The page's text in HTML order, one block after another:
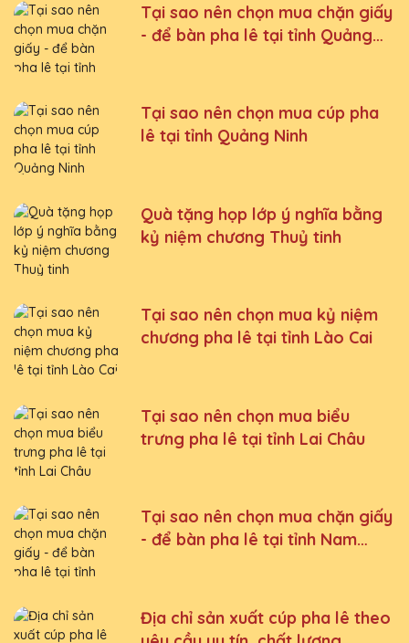
Tại sao nên chọn mua chặn giấy
- để bàn pha lê tại tỉnh Quảng
Tại sao nên chọn mua cúp pha
lê tại tỉnh Quảng Ninh
Quà tặng họp lớp ý nghĩa bằng
kỷ niệm chương Thuỷ tinh
Tại sao nên chọn mua kỷ niệm
chương pha lê tại tỉnh Lào Cai
Tại sao nên chọn mua biểu
trưng pha lê tại tỉnh Lai Châu
Tại sao nên chọn mua chặn giấy
- để bàn pha lê tại tỉnh Nam
Địa chỉ sản xuất cúp pha lê theo